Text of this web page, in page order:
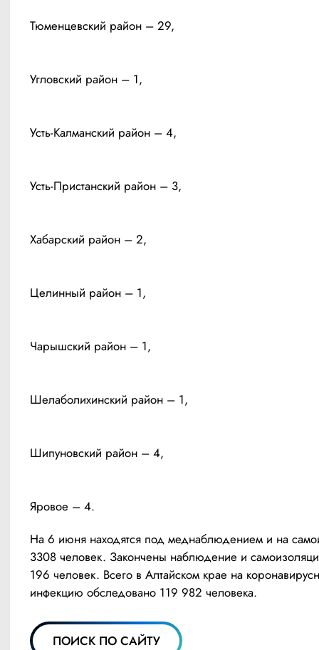
Тюменцевский район – 29,
Угловский район – 1,
Усть-Калманский район – 4,
Усть-Пристанский район – 3,
Хабарский район – 2,
Целинный район – 1,
Чарышский район – 1,
Шелаболихинский район – 1,
Шипуновский район – 4,
Яровое – 4.
На 6 июня находятся под меднаблюдением и на
3308 человек. Закончены наблюдение и
196 человек. Всего в Алтайском крае на
инфекцию обследовано 119 982 человека.
ПОИСК ПО САЙТУ